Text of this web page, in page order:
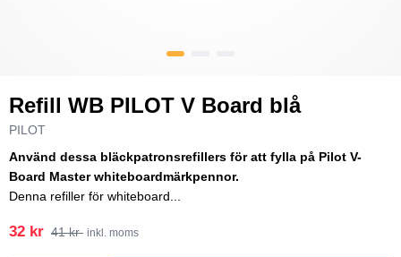
Refill WB PILOT V Board blå
PILOT
Använd dessa bläckpatronsrefillers för att fylla på Pilot V-
Board Master whiteboardmärkpennor.
Denna refiller för whiteboard...
32 kr 41 kr inkl. moms